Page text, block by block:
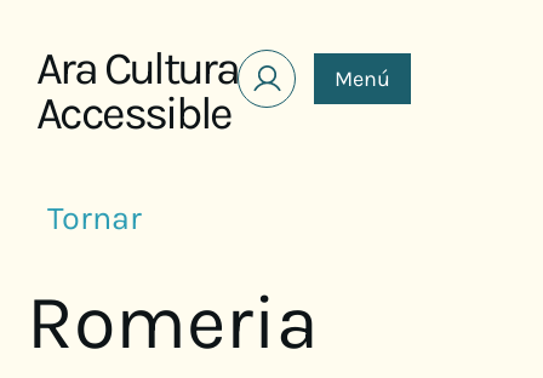
Ara Cultura
Accessible
Menú
Tornar
Romeria